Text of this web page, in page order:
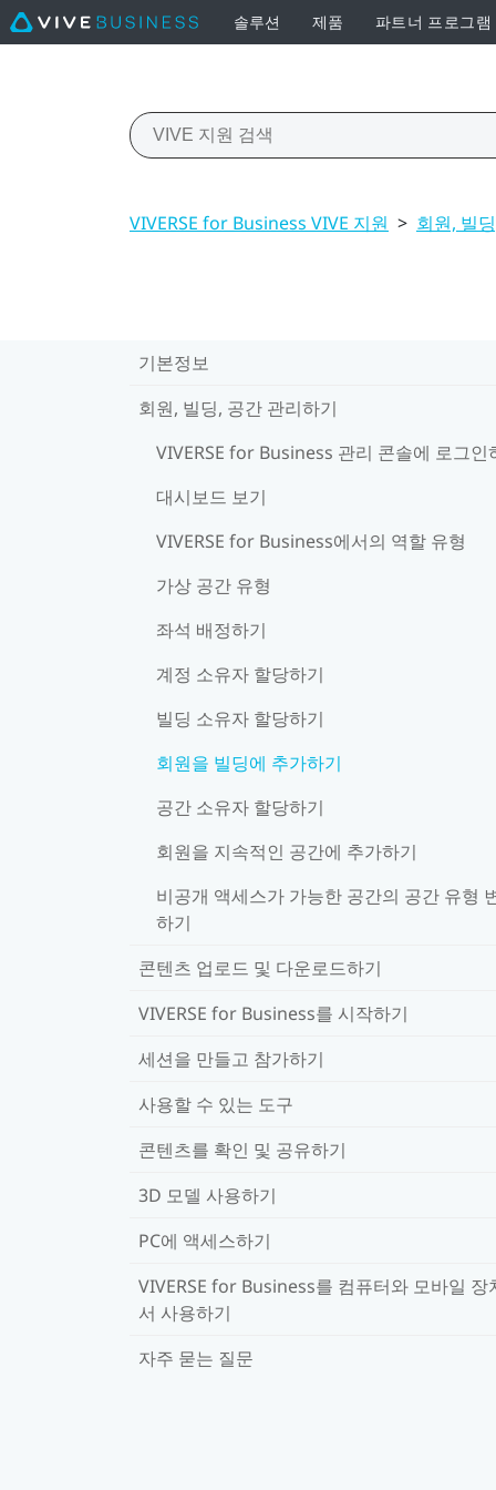
솔루션 제품 파트너 프로그램
VIVERSE for Business VIVE 지원 > 회원, 빌
기본정보
회원, 빌딩, 공간 관리하기
VIVERSE for Business 관리 콘솔에 로그인
대시보드 보기
VIVERSE for Business에서의 역할 유형
가상 공간 유형
좌석 배정하기
계정 소유자 할당하기
빌딩 소유자 할당하기
회원을 빌딩에 추가하기
공간 소유자 할당하기
회원을 지속적인 공간에 추가하기
비공개 액세스가 가능한 공간의 공간 유형
하기
콘텐츠 업로드 및 다운로드하기
VIVERSE for Business를 시작하기
세션을 만들고 참가하기
사용할 수 있는 도구
콘텐츠를 확인 및 공유하기
3D 모델 사용하기
PC에 액세스하기
VIVERSE for Business를 컴퓨터와 모바일 장
서 사용하기
자주 묻는 질문